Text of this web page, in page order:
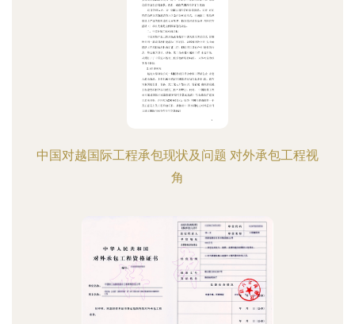
中国对越国际工程承包现状及问题 对外承包工程视
角